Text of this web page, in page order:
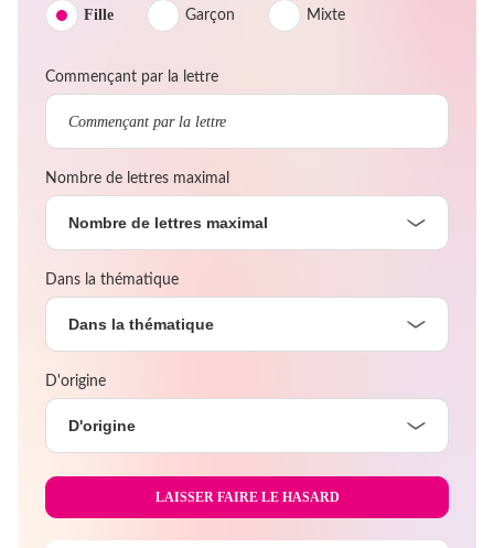
Fille Garçon Mixte
Commençant par la lettre
Nombre de lettres maximal
Nombre de lettres maximal
Dans la thématique
Dans la thématique
D'origine
D'origine